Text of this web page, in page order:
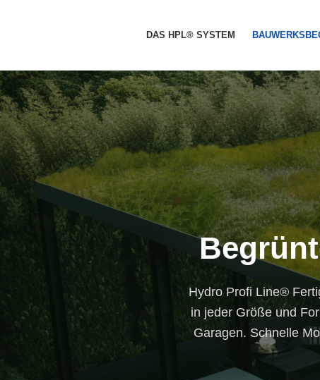
DAS HPL® SYSTEM
Hydro Profi Line®
in jeder Größe und
Garagen. Schnelle